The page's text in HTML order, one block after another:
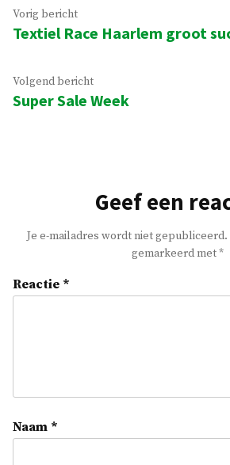
Bericht
navigatie
Vorig berichtVorig
bericht:
Textiel Race Haarlem groot
Volgend berichtVolgend
bericht:
Super Sale Week
Geef een
Je e-mailadres wordt niet gepubliceerd.
gemarkeerd met*
Reactie *
Naam *